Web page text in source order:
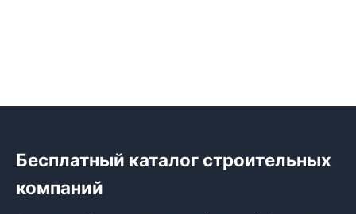
Бесплатный каталог строительных
компаний